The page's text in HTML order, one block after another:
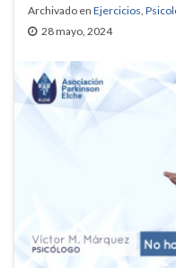
Archivado en Ejercicios,
28 mayo, 2024